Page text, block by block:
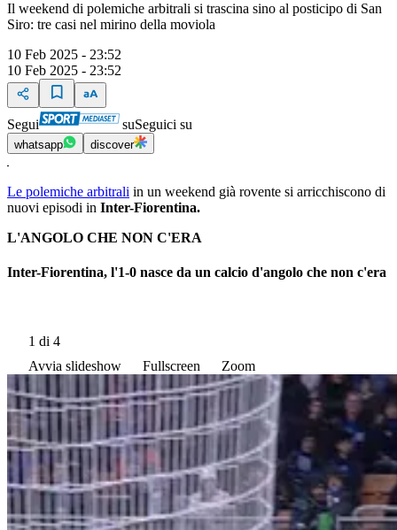
Il weekend di polemiche arbitrali si trascina sino al posticipo di San
Siro: tre casi nel mirino della moviola
10 Feb 2025 - 23:52
10 Feb 2025 - 23:52
Segui suSeguici su
whatsapp discover
Le polemiche arbitrali in un weekend già rovente si arricchiscono di
nuovi episodi in Inter-Fiorentina.
L'ANGOLO CHE NON C'ERA
Inter-Fiorentina, l'1-0 nasce da un calcio d'angolo che non c'era
1 di 4
Avvia slideshow
Fullscreen Zoom